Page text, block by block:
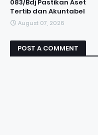
083/Bdj Pastikan Aset
Tertib dan Akuntabel
August 07, 2026
POST A COMMENT